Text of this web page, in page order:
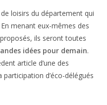
loisirs du département qui
menant eux-mêmes des
ils seront toutes
idées pour demain.
article d’une des
participation d’éco-délégués